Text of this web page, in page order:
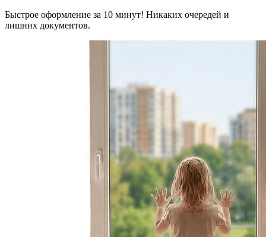
Быстрое оформление за 10 минут! Никаких очередей и
лишних документов.